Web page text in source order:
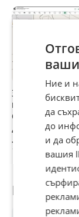
Земеделска
в с. Грамаждано,
област
40 012 €
78 256,67 лв
Ние и
да
до
и да
вашия